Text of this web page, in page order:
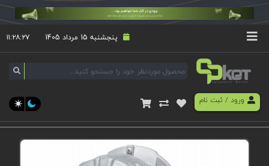
پنجشنبه 15 مرداد 1405 ۱۱:۲۸:۲۷
ورود/ ثبت نام